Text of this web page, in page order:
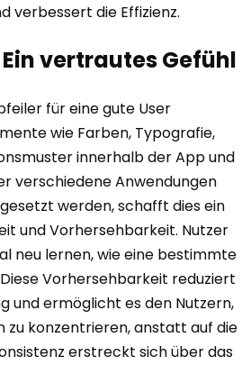
verbessert die Effizienz.
vertrautes Gefühl
für eine gute User
wie Farben, Typografie,
innerhalb der App und
verschiedene Anwendungen
werden, schafft dies ein
und Vorhersehbarkeit. Nutzer
neu lernen, wie eine bestimmte
Vorhersehbarkeit reduziert
und ermöglicht es den Nutzern,
zu konzentrieren, anstatt auf die
erstreckt sich über das